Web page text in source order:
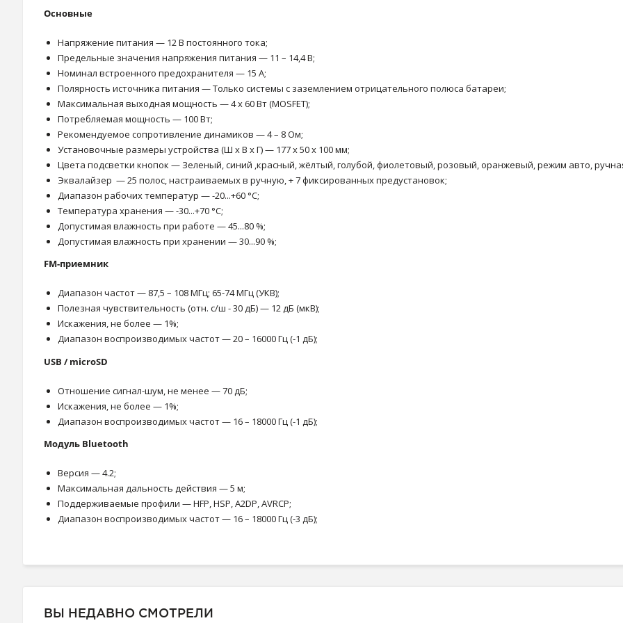
Основные
Напряжение питания — 12 В постоянного тока;
Предельные значения напряжения питания — 11 – 14,4 В;
Номинал встроенного предохранителя — 15 А;
Полярность источника питания — Только системы с заземлением отрицательного полюса батареи;
Максимальная выходная мощность — 4 х 60 Вт (MOSFET);
Потребляемая мощность — 100 Вт;
Рекомендуемое сопротивление динамиков — 4 – 8 Ом;
Установочные размеры устройства (Ш x В x Г) — 177 x 50 x 100 мм;
Цвета подсветки кнопок — Зеленый, синий ,красный, жёлтый, голубой, фиолетовый, розовый, оранжевый, режим авто,
Эквалайзер — 25 полос, настраиваемых в ручную, + 7 фиксированных предустановок;
Диапазон рабочих температур — -20...+60 °С;
Температура хранения — -30...+70 °С;
Допустимая влажность при работе — 45...80 %;
Допустимая влажность при хранении — 30...90 %;
FM-приемник
Диапазон частот — 87,5 – 108 МГц; 65-74 МГц (УКВ);
Полезная чувствительность (отн. с/ш - 30 дБ) — 12 дБ (мкВ);
Искажения, не более — 1%;
Диапазон воспроизводимых частот — 20 – 16000 Гц (-1 дБ);
USB / microSD
Отношение сигнал-шум, не менее — 70 дБ;
Искажения, не более — 1%;
Диапазон воспроизводимых частот — 16 – 18000 Гц (-1 дБ);
Модуль Bluetooth
Версия — 4.2;
Максимальная дальность действия — 5 м;
Поддерживаемые профили — HFP, HSP, A2DP, AVRCP;
Диапазон воспроизводимых частот — 16 – 18000 Гц (-3 дБ);
ВЫ НЕДАВНО СМОТРЕЛИ